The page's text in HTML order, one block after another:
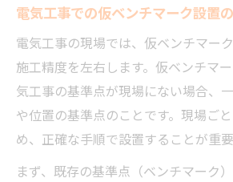
電気工事での仮ベンチマーク設置
電気工事の現場では、仮ベンチマー
施工精度を左右します。仮ベンチマ
気工事の基準点が現場にない場合、
や位置の基準点のことです。現場ご
め、正確な手順で設置することが重要
まず、既存の基準点（ベンチマーク